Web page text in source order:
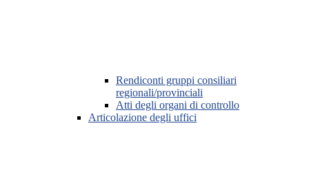
Rendiconti gruppi consiliari
regionali/provinciali
Atti degli organi di controllo
Articolazione degli uffici